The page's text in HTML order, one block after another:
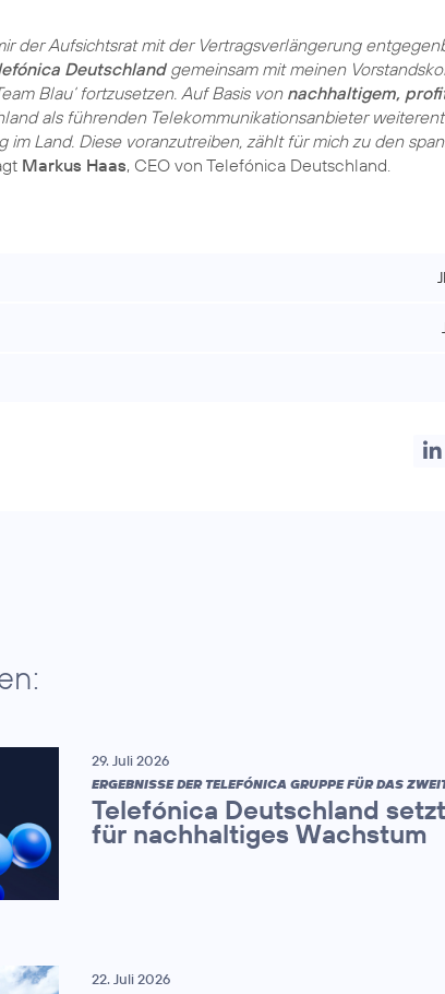
der Aufsichtsrat mit der Vertragsverlängerung
Deutschlandgemeinsam mit meinen
Blau‘ fortzusetzen. Auf Basis von nachhaltigem,
als führenden Telekommunikationsanbieter
Land. Diese voranzutreiben, zählt für mich zu den
Markus Haas, CEO von Telefónica Deutschland.
29. Juli 2026
ERGEBNISSE DER TELEFÓNICA GRUPPE FÜR DAS
Telefónica Deutschland
für nachhaltiges Wachstum
22. Juli 2026